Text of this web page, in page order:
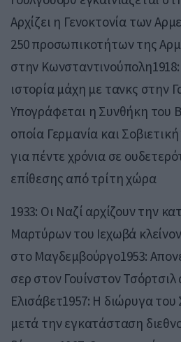
Αρχίζει η Γενοκτονία των
250 προσωπικοτήτων της
στην
ιστορία μάχη με τανκς στην
Υπογράφεται η Συνθήκη του
οποία Γερμανία και
για πέντε χρόνια σε
επίθεσης από τρίτη χώρα
1933: Οι Ναζί αρχίζουν την
Μαρτύρων του Ιεχωβά
στο Μαγδεμβούργο1953:
σερ στον Γουίνστον
Ελισάβετ1957: Η διώρυγα του
μετά την εγκατάσταση